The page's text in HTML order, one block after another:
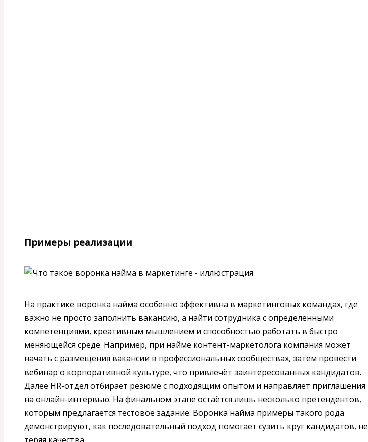
Примеры реализации
На практике воронка найма особенно эффективна в маркетинговых командах, где
важно не просто заполнить вакансию, а найти сотрудника с определёнными
компетенциями, креативным мышлением и способностью работать в быстро
меняющейся среде. Например, при найме контент-маркетолога компания может
начать с размещения вакансии в профессиональных сообществах, затем провести
вебинар о корпоративной культуре, что привлечёт заинтересованных кандидатов.
Далее HR-отдел отбирает резюме с подходящим опытом и направляет приглашения
на онлайн-интервью. На финальном этапе остаётся лишь несколько претендентов,
которым предлагается тестовое задание. Воронка найма примеры такого рода
демонстрируют, как последовательный подход помогает сузить круг кандидатов, не